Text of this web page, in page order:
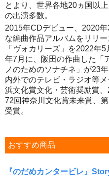
とより、世界各地20ヵ国以
の出演多数。
2015年CDデビュー、2020
な編曲作品アルバムをリリ
「ヴォカリーズ」を2022年
年7月に、阪田の作曲した「
ノのためのソナチネ」が23
内外でのテレビ・ラジオ等
浜文化賞文化・芸術奨励賞
72回神奈川文化賞未来賞、
受賞。
おすすめ商品
『のだめカンタービレ』